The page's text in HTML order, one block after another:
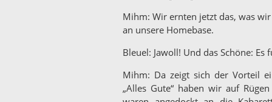
Mihm: Wir ernten jetzt das, was wir
an unsere Homebase.
Bleuel: Jawoll! Und das Schöne:
Mihm: Da zeigt sich der Vorteil
„Alles Gute“ haben wir auf